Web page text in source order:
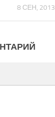
8 СЕН, 2013